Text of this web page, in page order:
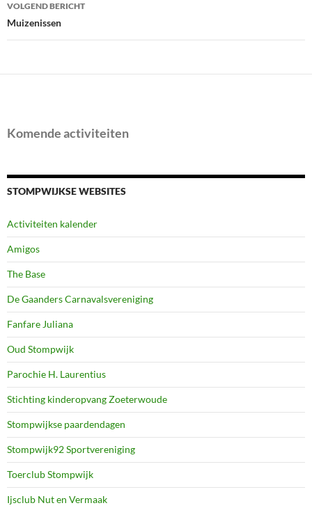
VOLGEND BERICHT
Muizenissen
Komende activiteiten
STOMPWIJKSE WEBSITES
Activiteiten kalender
Amigos
The Base
De Gaanders Carnavalsvereniging
Fanfare Juliana
Oud Stompwijk
Parochie H. Laurentius
Stichting kinderopvang Zoeterwoude
Stompwijkse paardendagen
Stompwijk92 Sportvereniging
Toerclub Stompwijk
Ijsclub Nut en Vermaak